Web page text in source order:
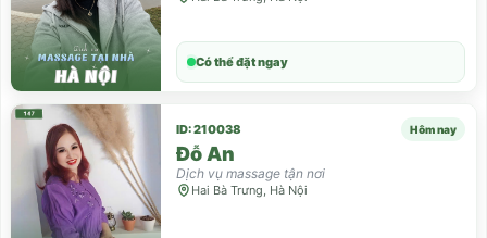
Có thể đặt ngay
ID: 210038 Hôm nay
Đỗ An
Dịch vụ massage tận nơi
Hai Bà Trưng, Hà Nội